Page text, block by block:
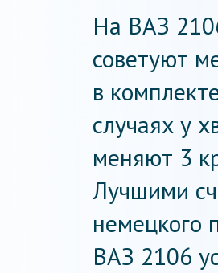
На ВАЗ
советуют
в
случаях у
меняют 3
Лучшими
немецкого
ВАЗ 2106